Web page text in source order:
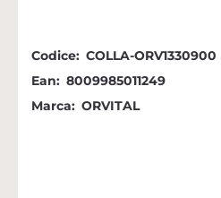
Codice: COLLA-ORV1330900
Ean: 8009985011249
Marca: ORVITAL